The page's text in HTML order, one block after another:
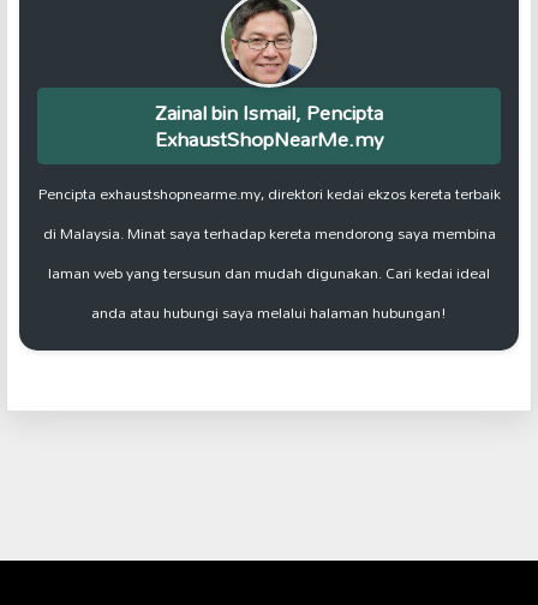
Zainal bin Ismail, Pencipta
ExhaustShopNearMe.my
Pencipta exhaustshopnearme.my, direktori kedai ekzos kereta terbaik
di Malaysia. Minat saya terhadap kereta mendorong saya membina
laman web yang tersusun dan mudah digunakan. Cari kedai ideal
anda atau hubungi saya melalui halaman hubungan!